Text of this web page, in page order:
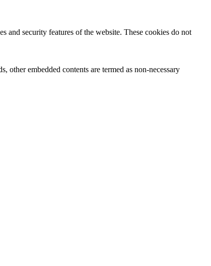
and security features of the website. These cookies do not
embedded contents are termed as non-necessary